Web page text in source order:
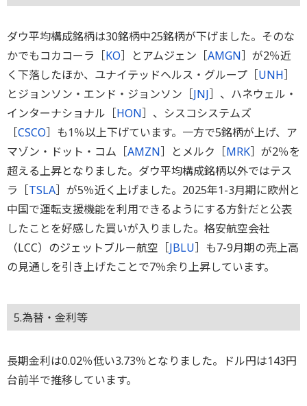
ダウ平均構成銘柄は30銘柄中25銘柄が下げました。そのな
かでもコカコーラ［KO］とアムジェン［AMGN］が2％近
く下落したほか、ユナイテッドヘルス・グループ［UNH］
とジョンソン・エンド・ジョンソン［JNJ］、ハネウェル・
インターナショナル［HON］、シスコシステムズ
［CSCO］も1％以上下げています。一方で5銘柄が上げ、ア
マゾン・ドット・コム［AMZN］とメルク［MRK］が2％を
超える上昇となりました。ダウ平均構成銘柄以外ではテス
ラ［TSLA］が5％近く上げました。2025年1-3月期に欧州と
中国で運転支援機能を利用できるようにする方針だと公表
したことを好感した買いが入りました。格安航空会社
（LCC）のジェットブルー航空［JBLU］も7-9月期の売上高
の見通しを引き上げたことで7％余り上昇しています。
5.為替・金利等
長期金利は0.02％低い3.73％となりました。ドル円は143円
台前半で推移しています。